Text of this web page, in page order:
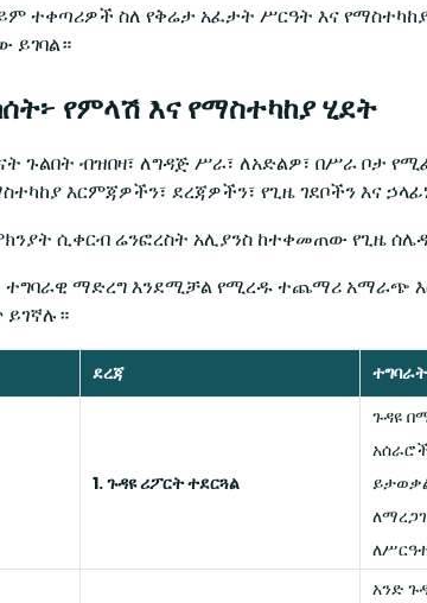
ተቀጣሪዎች ስለ የቅሬታ አፈታት ሥርዓት እና
ይገባል።
የምላሽ እና የማስተካከያ ሂደት
ጉልበት ብዝበዛ፣ ለግዳጅ ሥራ፣ ለአድልዎ፣ በሥራ ቦታ
እርምጃዎችን፣ ደረጃዎችን፣ የጊዜ ገደቦችን እና
ሲቀርብ ሬንፎረስት አሊያንስ ከተቀመጠው የጊዜ
ተግባራዊ ማድረግ እንደሚቻል የሚረዱ ተጨማሪ አማራጭ
ይገኛሉ።
ደረጃ ተግባራት
1. ጉዳዩ ሪፖርት ተደርጓል
ጉዳዩ
አንድ